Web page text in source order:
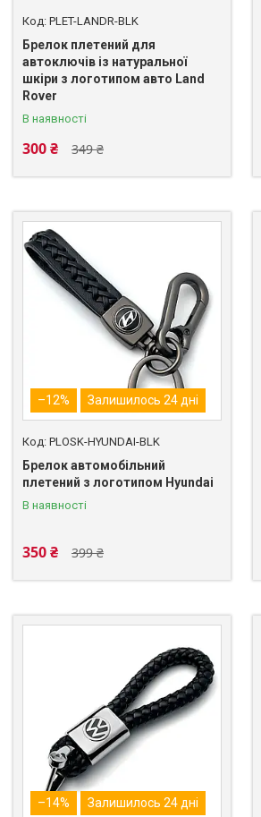
PLET-LANDR-BLK
Брелок плетений для
автоключів із натуральної
шкіри з логотипом авто Land
Rover
В наявності
349 ₴
300 ₴
–12% Залишилось 24 дні
PLOSK-HYUNDAI-BLK
Брелок автомобільний
плетений з логотипом Hyundai
В наявності
399 ₴
350 ₴
–14% Залишилось 24 дні